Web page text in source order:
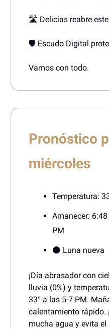
🛣️ Delicias reabre
🛡️ Escudo Digital
Vamos con todo.
Pronóstico
miércoles
Temperatura:
Amanecer:
PM
🌑 Luna nueva
¡Día abrasador con
lluvia (0%) y
33° a las 5-7 PM.
calentamiento rápido.
mucha agua y evita